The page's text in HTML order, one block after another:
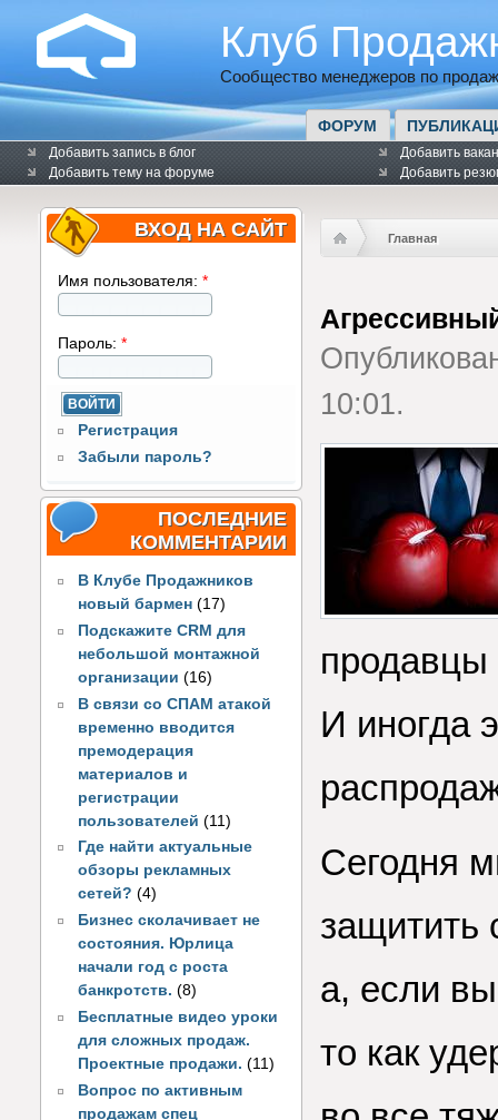
Клуб
Сообщество менеджеров по
ФОРУМ
Добавить запись в блог
Добавить тему на форуме
Добавить
Добавить
ВХОД НА САЙТ
Имя пользователя: *
Пароль: *
Регистрация
Забыли пароль?
ПОСЛЕДНИЕ
КОММЕНТАРИИ
В Клубе Продажников
новый бармен (17)
Подскажите CRM для
небольшой монтажной
организации (16)
В связи со СПАМ атакой
временно вводится
премодерация
материалов и
регистрации
пользователей(11)
Где найти актуальные
обзоры рекламных
сетей? (4)
Бизнес сколачивает не
состояния. Юрлица
начали год с роста
банкротств. (8)
Бесплатные видео уроки
для сложных продаж.
Проектные продажи. (11)
Вопрос по активным
продажам спец
Главная
10:01.
продавцы
И иногда
Сегодня
защитить
а, если
то как